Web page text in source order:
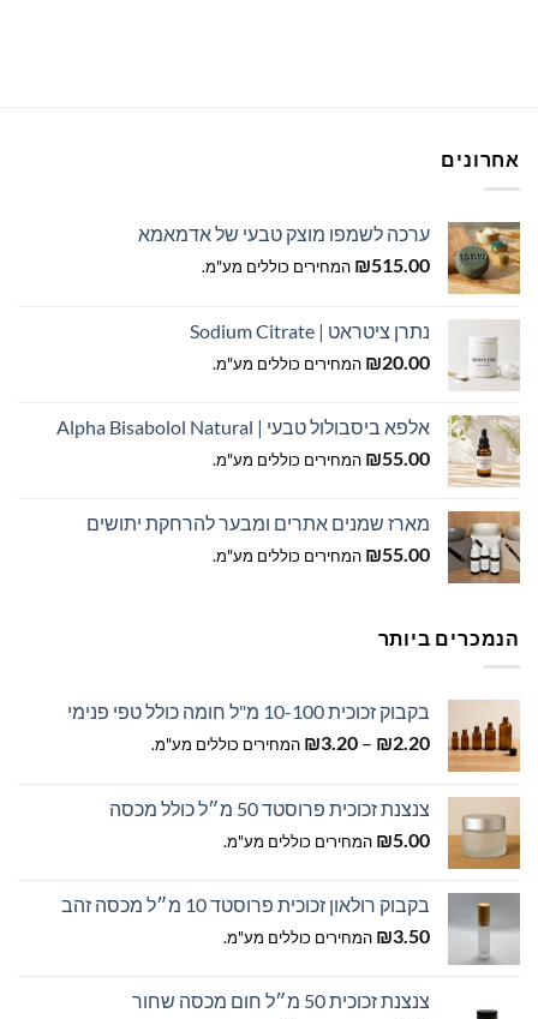
המוצר
אחרונים
ערכה לשמפו מוצק טבעי של אדמאמא
₪515.00 המחירים כוללים מע"מ.
נתרן ציטראט | Sodium Citrate
₪20.00 המחירים כוללים מע"מ.
אלפא ביסבולול טבעי | Alpha Bisabolol Natural
₪55.00 המחירים כוללים מע"מ.
מארז שמנים אתרים ומבער להרחקת יתושים
₪55.00 המחירים כוללים מע"מ.
הנמכרים ביותר
בקבוק זכוכית 10-100 מ"ל חומה כולל טפי פנימי
₪2.20
–
₪3.20
טווח
עד
המחירים כוללים מע"מ.
צנצנת זכוכית פרוסטד 50 מ״ל כולל מכסה
₪5.00 המחירים כוללים מע"מ.
בקבוק רולאון זכוכית פרוסטד 10 מ״ל מכסה זהב
₪3.50 המחירים כוללים מע"מ.
צנצנת זכוכית 50 מ״ל חום מכסה שחור